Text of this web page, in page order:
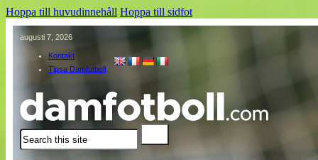
Hoppa till huvudinnehåll Hoppa till sidfot
augusti 7, 2026
Kontakt
Tipsa Damfotboll
Sök